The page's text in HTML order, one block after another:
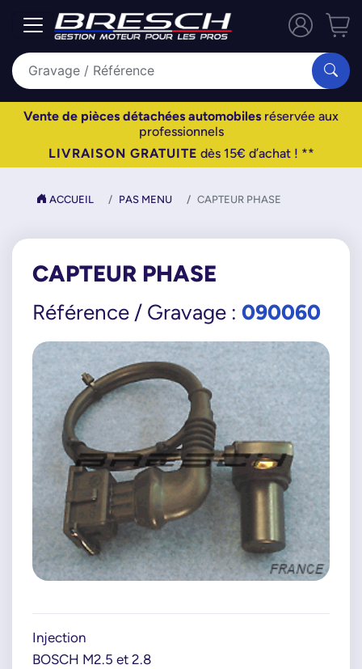
Vente de pièces détachées automobiles réservée aux
professionnels
LIVRAISON GRATUITE dès 15€ d’achat ! **
ACCUEIL PAS MENU CAPTEUR PHASE
CAPTEUR PHASE
Référence / Gravage : 090060
Injection
BOSCH M2.5 et 2.8